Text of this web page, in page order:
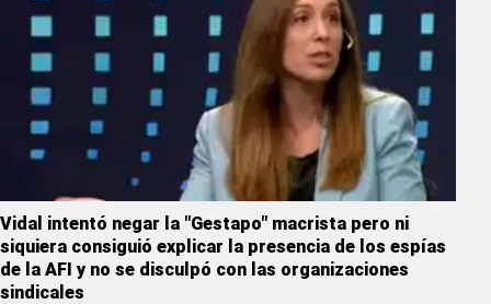
Vidal intentó negar la "Gestapo" macrista pero ni
siquiera consiguió explicar la presencia de los espías
de la AFI y no se disculpó con las organizaciones
sindicales